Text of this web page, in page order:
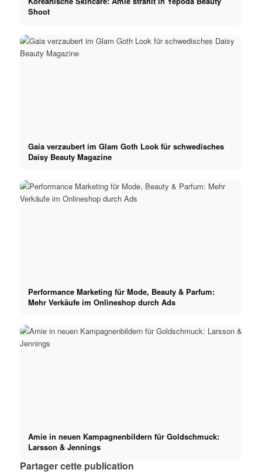
Shoot
Gaia verzaubert im Glam Goth Look für schwedisches
Daisy Beauty Magazine
Performance Marketing für Mode, Beauty & Parfum:
Mehr Verkäufe im Onlineshop durch Ads
Amie in neuen Kampagnenbildern für Goldschmuck:
Larsson & Jennings
Partager cette publication